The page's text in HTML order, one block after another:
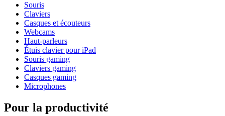
Souris
Claviers
Casques et écouteurs
Webcams
Haut-parleurs
Étuis clavier pour iPad
Souris gaming
Claviers gaming
Casques gaming
Microphones
Pour la productivité